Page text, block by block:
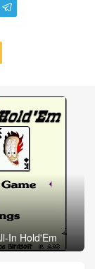

In Hold'Em